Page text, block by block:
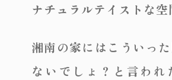
ナチュラルテイストな空
湘南の家にはこういっ
ないでしょ？と言われ